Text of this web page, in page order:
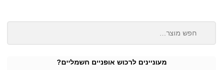
מעוניינים לרכוש אופניים חשמליים?